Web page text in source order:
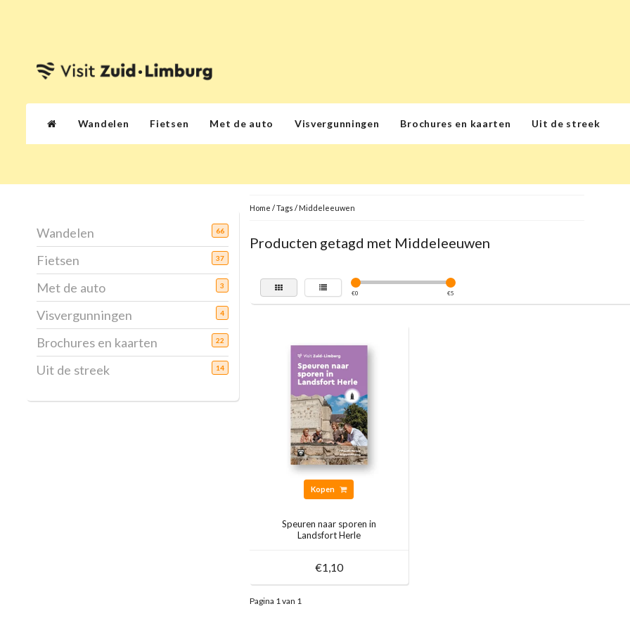
Wandelen Fietsen Met de auto Visvergunningen Brochures en kaarten Uit de streek
Wandelen 66
Fietsen 37
Met de auto 3
Visvergunningen 4
Brochures en kaarten 22
Uit de streek 14
Home /Tags / Middeleeuwen
Producten getagd met Middeleeuwen
€0 €5
Kopen
Speuren naar sporen in
Landsfort Herle
€1,10
Pagina 1 van 1